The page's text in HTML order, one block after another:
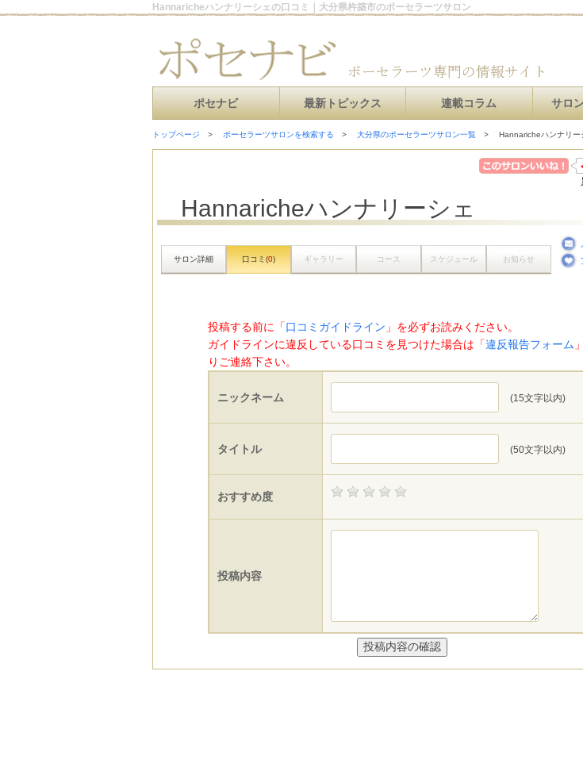
Hannaricheハンナリーシェの口コミ｜大分県杵築市のポーセラーツサロン
ポセナビ 最新トピックス 連載コラム サロ
トップページ ポーセラーツサロンを検索する 大分県のポーセラーツサロン一覧 Hannaricheハンナリー
Hannaricheハンナリーシェ
サロン詳細 口コミ(0) ギャラリー コース スケジュール お知らせ
投稿する前に「口コミガイドライン 」を必ずお読みください。
ガイドラインに違反している口コミを見つけた場合は「違反報告フォーム
りご連絡下さい。
ニックネーム (15文字以内)
タイトル (50文字以内)
おすすめ度
投稿内容